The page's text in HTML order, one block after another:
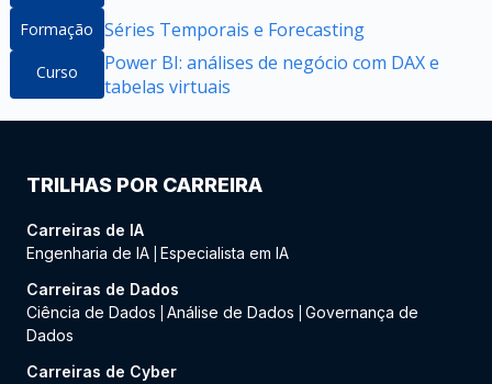
Formação Séries Temporais e Forecasting
Curso
Power BI: análises de negócio com DAX e
tabelas virtuais
TRILHAS POR CARREIRA
Carreiras de IA
Engenharia de IA Especialista em IA
Carreiras de Dados
Ciência de Dados
Análise de Dados
Governança de
Dados
Carreiras de Cyber